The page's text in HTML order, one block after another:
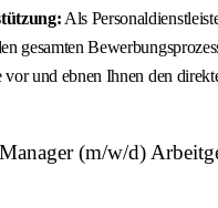
Als
gesamten
vor und ebnen Ihnen den
(m/w/d)